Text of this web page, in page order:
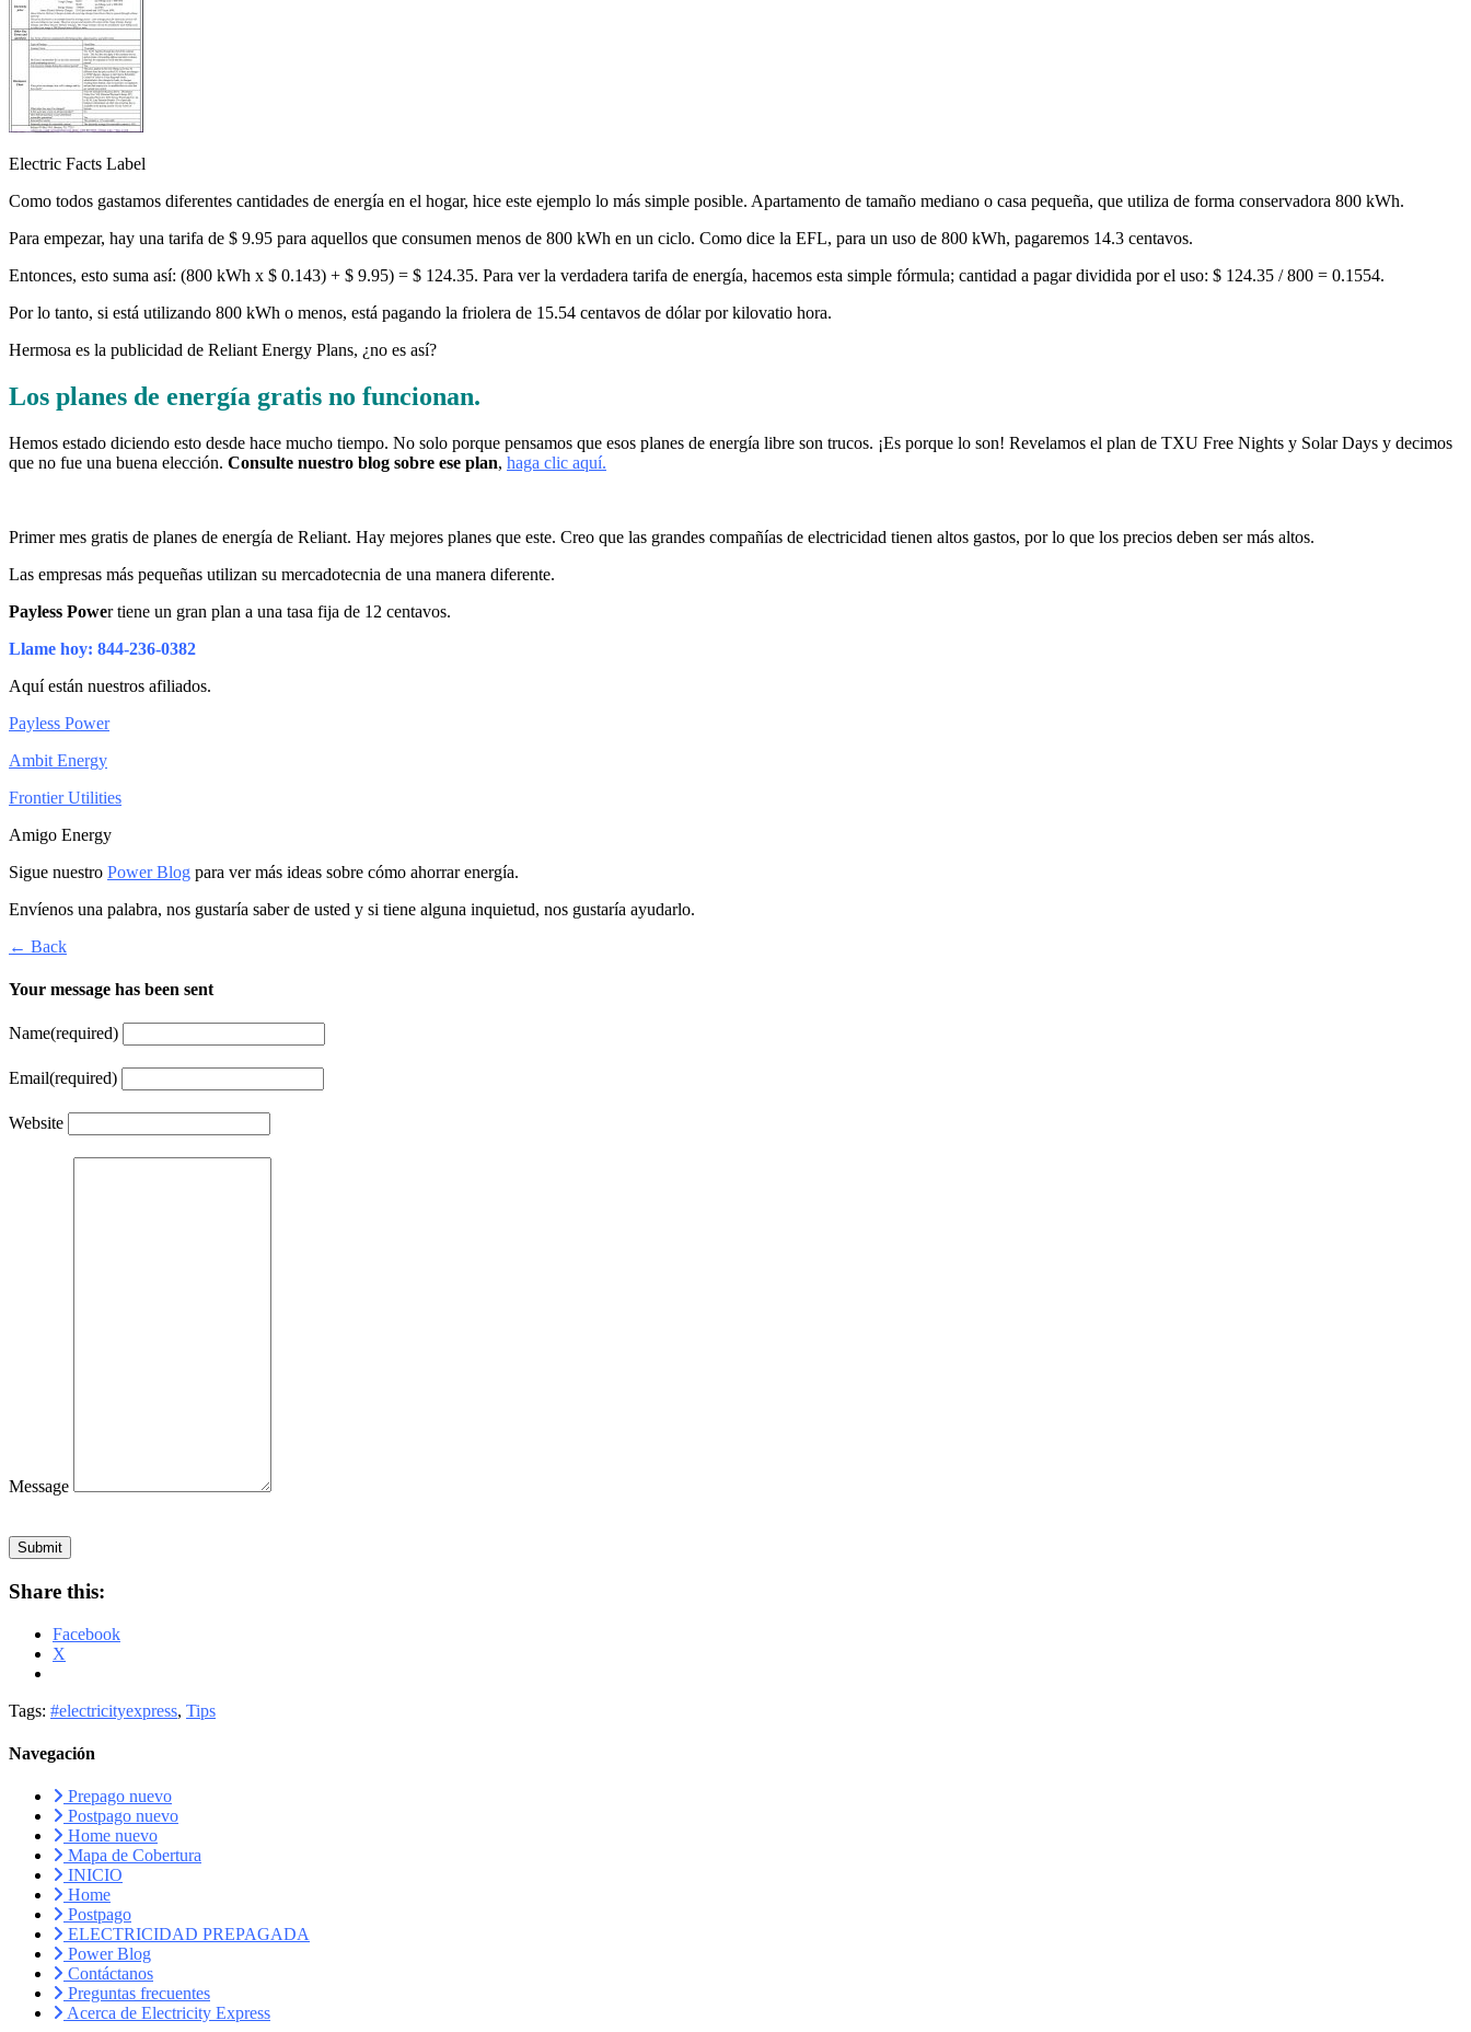
Electric Facts Label
Como todos gastamos diferentes cantidades de energía en el hogar, hice este ejemplo lo más simple posible. Apartamento de tamaño mediano o casa pequeña, que utiliza de forma conservadora 800 kWh.
Para empezar, hay una tarifa de $ 9.95 para aquellos que consumen menos de 800 kWh en un ciclo. Como dice la EFL, para un uso de 800 kWh, pagaremos 14.3 centavos.
Entonces, esto suma así: (800 kWh x $ 0.143) + $ 9.95) = $ 124.35. Para ver la verdadera tarifa de energía, hacemos esta simple fórmula; cantidad a pagar dividida por el uso: $ 124.35 / 800 = 0.1554.
Por lo tanto, si está utilizando 800 kWh o menos, está pagando la friolera de 15.54 centavos de dólar por kilovatio hora.
Hermosa es la publicidad de Reliant Energy Plans, ¿no es así?
Los planes de energía gratis no funcionan.
Hemos estado diciendo esto desde hace mucho tiempo. No solo porque pensamos que esos planes de energía libre son trucos. ¡Es porque lo son! Revelamos el plan de TXU Free Nights y Solar Days y decimos
que no fue una buena elección. Consulte nuestro blog sobre ese plan, haga clic aquí.
Primer mes gratis de planes de energía de Reliant. Hay mejores planes que este. Creo que las grandes compañías de electricidad tienen altos gastos, por lo que los precios deben ser más altos.
Las empresas más pequeñas utilizan su mercadotecnia de una manera diferente.
Payless Power tiene un gran plan a una tasa fija de 12 centavos.
Llame hoy: 844-236-0382
Aquí están nuestros afiliados.
Payless Power
Ambit Energy
Frontier Utilities
Amigo Energy
Sigue nuestro Power Blog para ver más ideas sobre cómo ahorrar energía.
Envíenos una palabra, nos gustaría saber de usted y si tiene alguna inquietud, nos gustaría ayudarlo.
← Back
Your message has been sent
Name(required)
Email(required)
Website
Message
Submit
Share this:
Facebook
X
Tags: #electricityexpress, Tips
Navegación
Prepago nuevo
Postpago nuevo
Home nuevo
Mapa de Cobertura
INICIO
Home
Postpago
ELECTRICIDAD PREPAGADA
Power Blog
Contáctanos
Preguntas frecuentes
Acerca de Electricity Express